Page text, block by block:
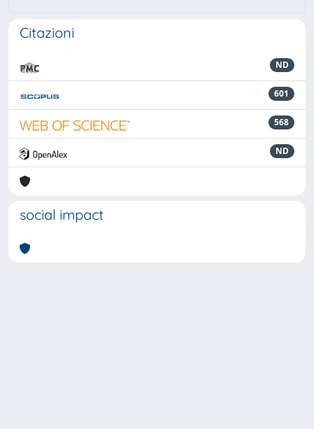
Citazioni
ND
601
568
ND
social impact